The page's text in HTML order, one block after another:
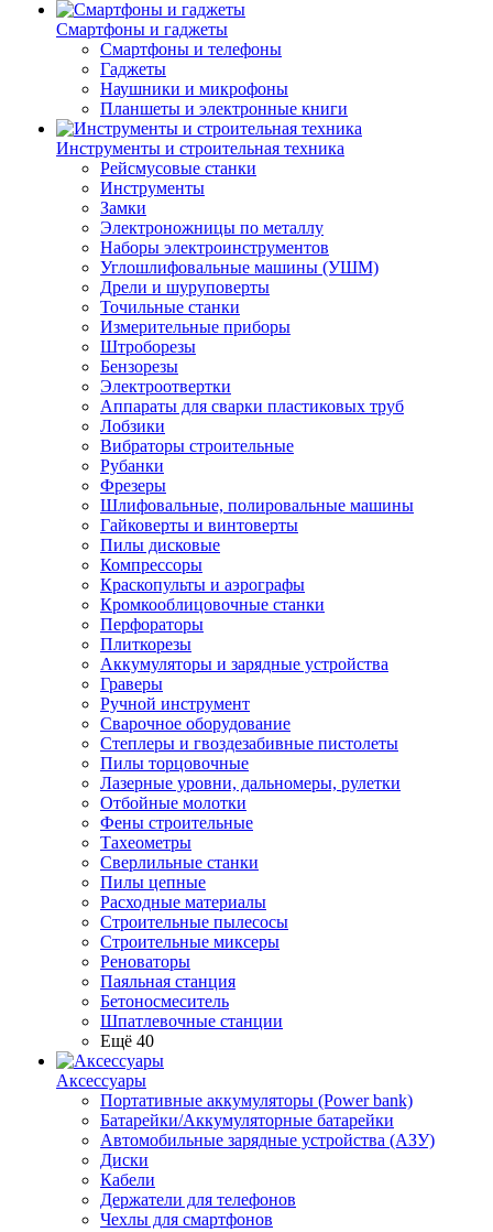
Смартфоны и гаджеты
Смартфоны и телефоны
Гаджеты
Наушники и микрофоны
Планшеты и электронные книги
Инструменты и строительная техника
Рейсмусовые станки
Инструменты
Замки
Электроножницы по металлу
Наборы электроинструментов
Углошлифовальные машины (УШМ)
Дрели и шуруповерты
Точильные станки
Измерительные приборы
Штроборезы
Бензорезы
Электроотвертки
Аппараты для сварки пластиковых труб
Лобзики
Вибраторы строительные
Рубанки
Фрезеры
Шлифовальные, полировальные машины
Гайковерты и винтоверты
Пилы дисковые
Компрессоры
Краскопульты и аэрографы
Кромкооблицовочные станки
Перфораторы
Плиткорезы
Аккумуляторы и зарядные устройства
Граверы
Ручной инструмент
Сварочное оборудование
Степлеры и гвоздезабивные пистолеты
Пилы торцовочные
Лазерные уровни, дальномеры, рулетки
Отбойные молотки
Фены строительные
Тахеометры
Сверлильные станки
Пилы цепные
Расходные материалы
Строительные пылесосы
Строительные миксеры
Реноваторы
Паяльная станция
Бетоносмеситель
Шпатлевочные станции
Ещё 40
Аксессуары
Портативные аккумуляторы (Power bank)
Батарейки/Аккумуляторные батарейки
Автомобильные зарядные устройства (АЗУ)
Диски
Кабели
Держатели для телефонов
Чехлы для смартфонов